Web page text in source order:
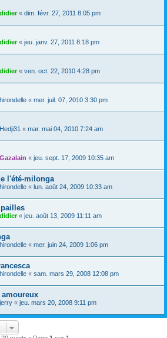
didier« dim. févr. 27, 2011 8:05 pm
didier« jeu. janv. 27, 2011 8:18 pm
didier« ven. oct. 22, 2010 4:28 pm
hirondelle « mer. juil. 07, 2010 3:30 pm
Hedji31 « mar. mai 04, 2010 7:24 am
Gazalain « jeu. sept. 17, 2009 10:35 am
l'été-milonga
hirondelle « lun. août 24, 2009 10:33 am
pailles
didier« jeu. août 13, 2009 11:11 am
hirondelle « mer. juin 24, 2009 1:06 pm
hirondelle « sam. mars 29, 2008 12:08 pm
amoureux
jerry « jeu. mars 20, 2008 9:11 pm